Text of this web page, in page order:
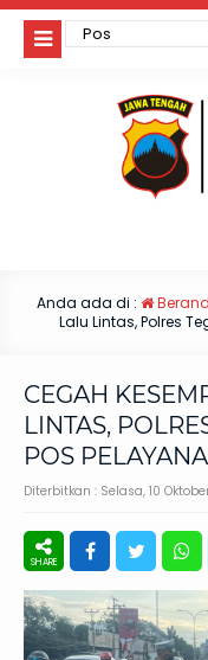
Anda ada di :
Lalu Lintas, Polres
CEGAH
LINTAS,
POS
Diterbitkan : Selasa, 10